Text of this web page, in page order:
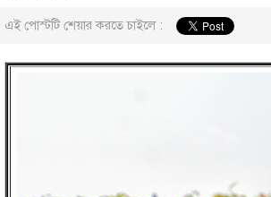
এই পোস্টটি শেয়ার করতে চাইলে :